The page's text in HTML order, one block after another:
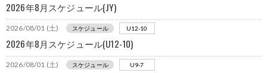
2026年8月スケジュール(JY)
2026/08/01 (土) スケジュール U12-10
2026年8月スケジュール(U12-10)
2026/08/01 (土) スケジュール U9-7